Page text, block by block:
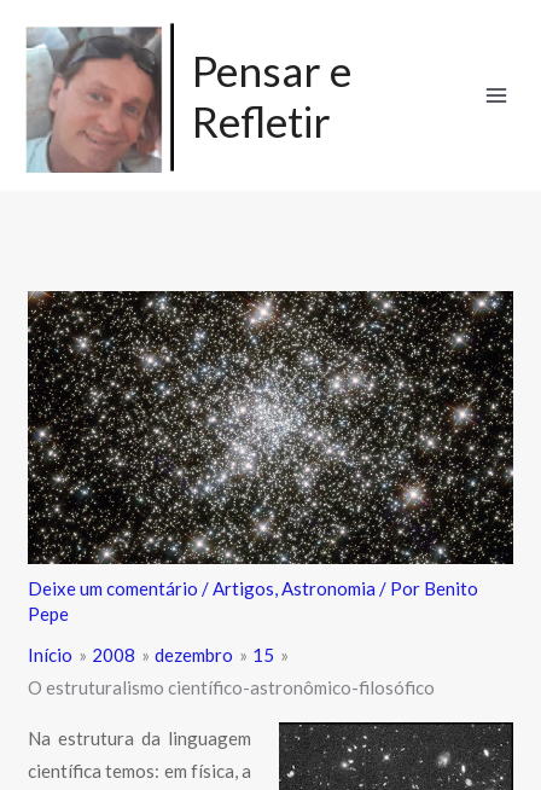
para
conteúdo
Pensar e
Refletir
Deixe um comentário / Artigos Astronomia / Por Benito
Pepe
Início
2008 dezembro
15
O estruturalismo científico-astronômico-filosófico
Na estrutura da linguagem
científica temos: em física, a